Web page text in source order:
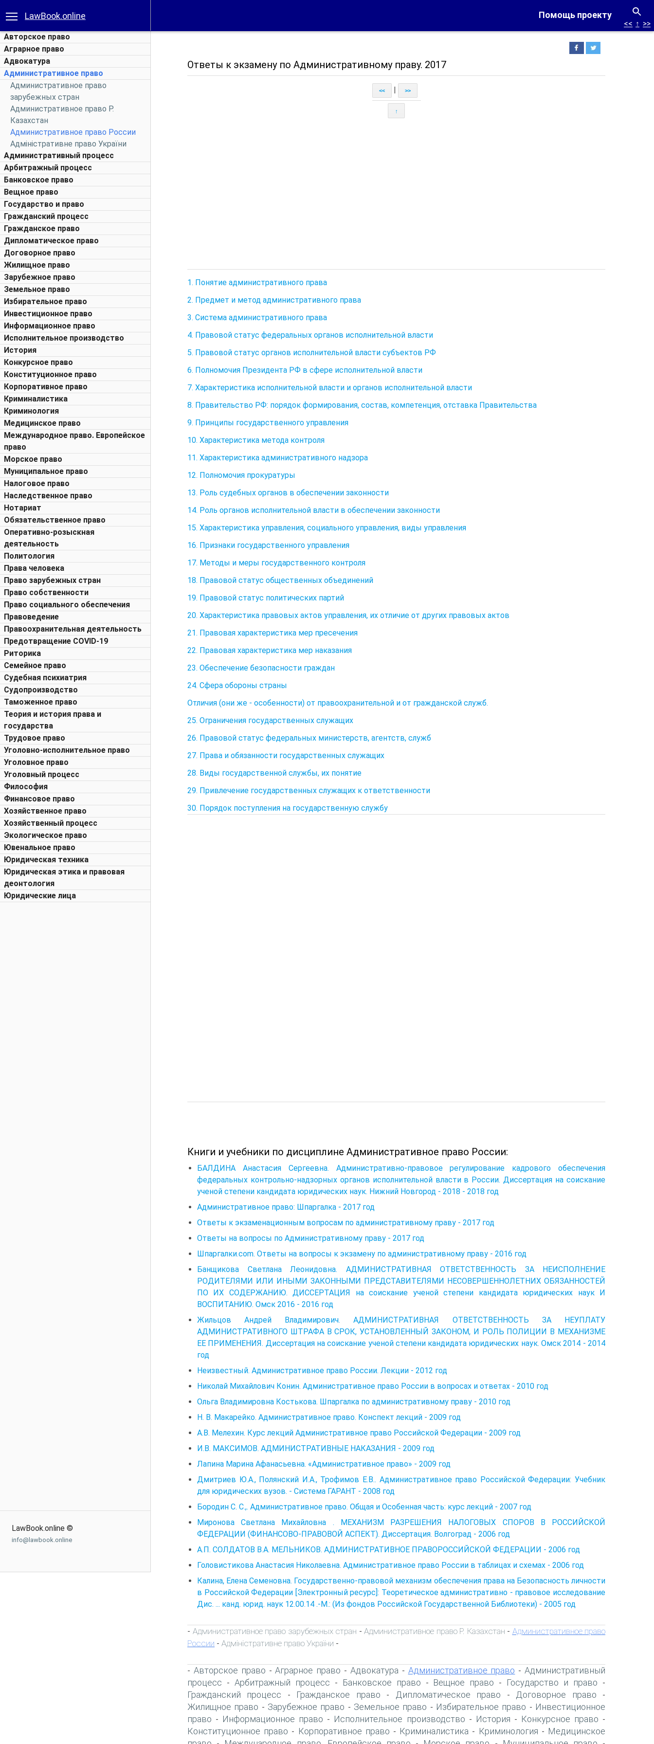
Помощь проекту
LawBook.online
Авторское право
Аграрное право
Адвокатура
Административное право
Административное право
зарубежных стран
Административное право Р.
Казахстан
Административное право России
Адміністративне право України
Административный процесс
Арбитражный процесс
Банковское право
Вещное право
Государство и право
Гражданский процесс
Гражданское право
Дипломатическое право
Договорное право
Жилищное право
Зарубежное право
Земельное право
Избирательное право
Инвестиционное право
Информационное право
Исполнительное производство
История
Конкурсное право
Конституционное право
Корпоративное право
Криминалистика
Криминология
Медицинское право
Международное право. Европейское
право
Морское право
Муниципальное право
Налоговое право
Наследственное право
Нотариат
Обязательственное право
Оперативно-розыскная
деятельность
Политология
Права человека
Право зарубежных стран
Право собственности
Право социального обеспечения
Правоведение
Правоохранительная деятельность
Предотвращение COVID-19
Риторика
Семейное право
Судебная психиатрия
Судопроизводство
Таможенное право
Теория и история права и
государства
Трудовое право
Уголовно-исполнительное право
Уголовное право
Уголовный процесс
Философия
Финансовое право
Хозяйственное право
Хозяйственный процесс
Экологическое право
Ювенальное право
Юридическая техника
Юридическая этика и правовая
деонтология
Юридические лица
LawBook.online ©
info@lawbook.online
<< ↑ >>
Ответы к экзамену по Административному праву. 2017
<< >>
↑
1. Понятие административного права
2. Предмет и метод административного права
3. Система административного права
4. Правовой статус федеральных органов исполнительной власти
5. Правовой статус органов исполнительной власти субъектов РФ
6. Полномочия Президента РФ в сфере исполнительной власти
7. Характеристика исполнительной власти и органов исполнительной власти
8. Правительство РФ: порядок формирования, состав, компетенция, отставка Правительства
9. Принципы государственного управления
10. Характеристика метода контроля
11. Характеристика административного надзора
12. Полномочия прокуратуры
13. Роль судебных органов в обеспечении законности
14. Роль органов исполнительной власти в обеспечении законности
15. Характеристика управления, социального управления, виды управления
16. Признаки государственного управления
17. Методы и меры государственного контроля
18. Правовой статус общественных объединений
19. Правовой статус политических партий
20. Характеристика правовых актов управления, их отличие от других правовых актов
21. Правовая характеристика мер пресечения
22. Правовая характеристика мер наказания
23. Обеспечение безопасности граждан
24. Сфера обороны страны
Отличия (они же - особенности) от правоохранительной и от гражданской служб.
25. Ограничения государственных служащих
26. Правовой статус федеральных министерств, агентств, служб
27. Права и обязанности государственных служащих
28. Виды государственной службы, их понятие
29. Привлечение государственных служащих к ответственности
30. Порядок поступления на государственную службу
Книги и учебники по дисциплине Административное право России:
БАЛДИНА Анастасия Сергеевна. Административно-правовое регулирование кадрового обеспечения
федеральных контрольно-надзорных органов исполнительной власти в России. Диссертация на соискание
ученой степени кандидата юридических наук. Нижний Новгород - 2018 - 2018 год
Административное право: Шпаргалка - 2017 год
Ответы к экзаменационным вопросам по административному праву - 2017 год
Ответы на вопросы по Административному праву - 2017 год
Шпаргалки.com. Ответы на вопросы к экзамену по административному праву - 2016 год
Банщикова Светлана Леонидовна. АДМИНИСТРАТИВНАЯ ОТВЕТСТВЕННОСТЬ ЗА НЕИСПОЛНЕНИЕ
РОДИТЕЛЯМИ ИЛИ ИНЫМИ ЗАКОННЫМИ ПРЕДСТАВИТЕЛЯМИ НЕСОВЕРШЕННОЛЕТНИХ ОБЯЗАННОСТЕЙ
ПО ИХ СОДЕРЖАНИЮ. ДИССЕРТАЦИЯ на соискание ученой степени кандидата юридических наук И
ВОСПИТАНИЮ. Омск 2016 - 2016 год
Жильцов Андрей Владимирович. АДМИНИСТРАТИВНАЯ ОТВЕТСТВЕННОСТЬ ЗА НЕУПЛАТУ
АДМИНИСТРАТИВНОГО ШТРАФА В СРОК, УСТАНОВЛЕННЫЙ ЗАКОНОМ, И РОЛЬ ПОЛИЦИИ В МЕХАНИЗМЕ
ЕЕ ПРИМЕНЕНИЯ. Диссертация на соискание ученой степени кандидата юридических наук. Омск 2014 - 2014
год
Неизвестный. Административное право России. Лекции - 2012 год
Николай Михайлович Конин. Административное право России в вопросах и ответах - 2010 год
Ольга Владимировна Костькова. Шпаргалка по административному праву - 2010 год
Н. В. Макарейко. Административное право. Конспект лекций - 2009 год
А.В. Мелехин. Курс лекций Административное право Российской Федерации - 2009 год
И.В. МАКСИМОВ. АДМИНИСТРАТИВНЫЕ НАКАЗАНИЯ - 2009 год
Лапина Марина Афанасьевна. «Административное право» - 2009 год
Дмитриев Ю.А., Полянский И.А., Трофимов Е.В.. Административное право Российской Федерации: Учебник
для юридических вузов. - Система ГАРАНТ - 2008 год
Бородин С. С.,. Административное право. Общая и Особенная часть: курс лекций - 2007 год
Миронова Светлана Михайловна . МЕХАНИЗМ РАЗРЕШЕНИЯ НАЛОГОВЫХ СПОРОВ В РОССИЙСКОЙ
ФЕДЕРАЦИИ (ФИНАНСОВО-ПРАВОВОЙ АСПЕКТ). Диссертация. Волгоград - 2006 год
А.П. СОЛДАТОВ В.А. МЕЛЬНИКОВ. АДМИНИСТРАТИВНОЕ ПРАВОРОССИЙСКОЙ ФЕДЕРАЦИИ - 2006 год
Головистикова Анастасия Николаевна. Административное право России в таблицах и схемах - 2006 год
Калина, Елена Семеновна. Государственно-правовой механизм обеспечения права на Безопасность личности
в Российской Федерации [Электронный ресурс]: Теоретическое административно - правовое исследование
Дис. ... канд. юрид. наук 12.00.14 .-М.: (Из фондов Российской Государственной Библиотеки) - 2005 год
- Административное право зарубежных стран - Административное право Р. Казахстан - Административное право
России - Адміністративне право України -
- Авторское право -Аграрное право - Адвокатура - Административное право -Административный
процесс - Арбитражный процесс - Банковское право - Вещное право - Государство и право -
Гражданский процесс - Гражданское право - Дипломатическое право - Договорное право -
Жилищное право - Зарубежное право - Земельное право - Избирательное право - Инвестиционное
право - Информационное право - Исполнительное производство - История - Конкурсное право -
Конституционное право - Корпоративное право - Криминалистика - Криминология - Медицинское